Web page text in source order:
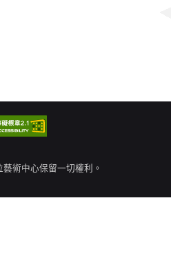
術中心保留一切權利。